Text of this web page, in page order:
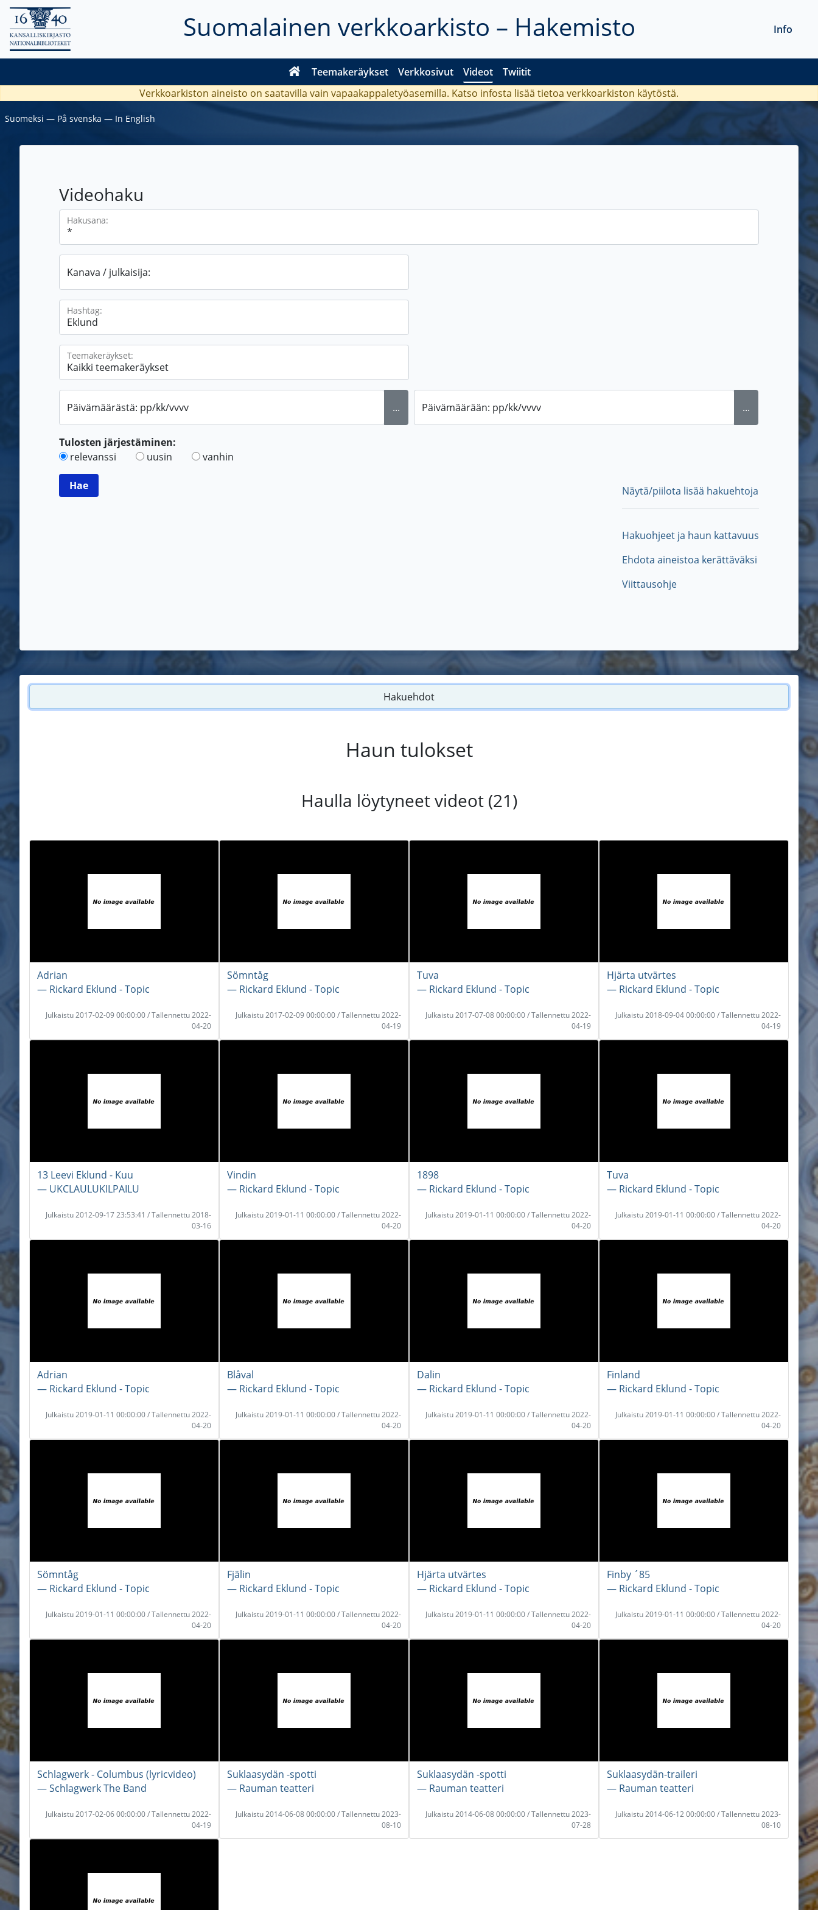
Suomalainen verkkoarkisto – Hakemisto
Teemakeräykset Verkkosivut Videot Twiitit
Info
Verkkoarkiston aineisto on saatavilla vain vapaakappaletyöasemilla. Katso infosta lisää tietoa verkkoarkiston käytöstä.
Suomeksi ― På svenska ― In English
Videohaku
Hakusana:
Kanava / julkaisija:
Hashtag:
Teemakeräykset:
Päivämäärästä: pp/kk/vvvv ... Päivämäärään: pp/kk/vvvv ...
Tulosten järjestäminen:
relevanssi
uusin vanhin
Näytä/piilota lisää hakuehtoja
Hakuohjeet ja haun kattavuus
Ehdota aineistoa kerättäväksi
Viittausohje
Hakuehdot
Haun tulokset
Haulla löytyneet videot (21)
Adrian
― Rickard Eklund - Topic
Julkaistu 2017-02-09 00:00:00 / Tallennettu 2022-
04-20
Sömntåg
― Rickard Eklund - Topic
Julkaistu 2017-02-09 00:00:00 / Tallennettu 2022-
04-19
Tuva
― Rickard Eklund - Topic
Julkaistu 2017-07-08 00:00:00 / Tallennettu 2022-
04-19
Hjärta utvärtes
― Rickard Eklund - Topic
Julkaistu 2018-09-04 00:00:00 / Tallennettu 2022-
04-19
13 Leevi Eklund - Kuu
― UKCLAULUKILPAILU
Julkaistu 2012-09-17 23:53:41 / Tallennettu 2018-
03-16
Vindin
― Rickard Eklund - Topic
Julkaistu 2019-01-11 00:00:00 / Tallennettu 2022-
04-20
1898
― Rickard Eklund - Topic
Julkaistu 2019-01-11 00:00:00 / Tallennettu 2022-
04-20
Tuva
― Rickard Eklund - Topic
Julkaistu 2019-01-11 00:00:00 / Tallennettu 2022-
04-20
Adrian
― Rickard Eklund - Topic
Julkaistu 2019-01-11 00:00:00 / Tallennettu 2022-
04-20
Blåval
― Rickard Eklund - Topic
Julkaistu 2019-01-11 00:00:00 / Tallennettu 2022-
04-20
Dalin
― Rickard Eklund - Topic
Julkaistu 2019-01-11 00:00:00 / Tallennettu 2022-
04-20
Finland
― Rickard Eklund - Topic
Julkaistu 2019-01-11 00:00:00 / Tallennettu 2022-
04-20
Sömntåg
― Rickard Eklund - Topic
Julkaistu 2019-01-11 00:00:00 / Tallennettu 2022-
04-20
Fjälin
― Rickard Eklund - Topic
Julkaistu 2019-01-11 00:00:00 / Tallennettu 2022-
04-20
Hjärta utvärtes
― Rickard Eklund - Topic
Julkaistu 2019-01-11 00:00:00 / Tallennettu 2022-
04-20
Finby ´85
― Rickard Eklund - Topic
Julkaistu 2019-01-11 00:00:00 / Tallennettu 2022-
04-20
Schlagwerk - Columbus (lyricvideo)
― Schlagwerk The Band
Julkaistu 2017-02-06 00:00:00 / Tallennettu 2022-
04-19
Suklaasydän -spotti
― Rauman teatteri
Julkaistu 2014-06-08 00:00:00 / Tallennettu 2023-
08-10
Suklaasydän -spotti
― Rauman teatteri
Julkaistu 2014-06-08 00:00:00 / Tallennettu 2023-
07-28
Suklaasydän-traileri
― Rauman teatteri
Julkaistu 2014-06-12 00:00:00 / Tallennettu 2023-
08-10